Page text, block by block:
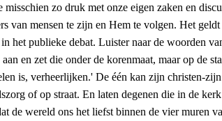
zo druk met onze eigen zaken en
van mensen te zijn en Hem te volgen. Het
het publieke debat. Luister naar de woorden
en zet die onder de korenmaat, maar op
is, verheerlijken.' De één kan zijn christen-
of op straat. En laten degenen die in de
de wereld ons het liefst binnen de vier